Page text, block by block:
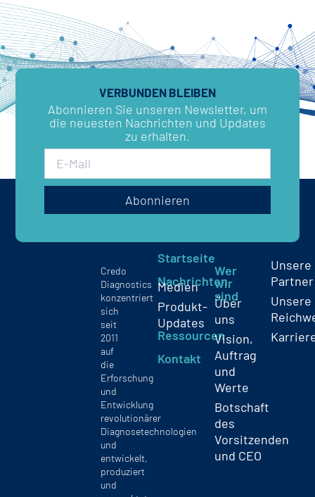
VERBUNDEN BLEIBEN
Abonnieren Sie unseren Newsletter, um
die neuesten Nachrichten und Updates
zu erhalten.
Abonnieren
Credo
Diagnostics
konzentriert
sich
seit
2011
auf
die
Erforschung
und
Entwicklung
revolutionärer
Diagnosetechnologien
und
entwickelt,
produziert
und
Startseite
Nachrichten
Medien
Produkt-
Updates
Ressourcen
Kontakt
Wer
wir
sind
Über
uns
Vision,
Auftrag
und
Werte
Botschaft
des
Vorsitzenden
und CEO
Unsere
Partner
Unsere